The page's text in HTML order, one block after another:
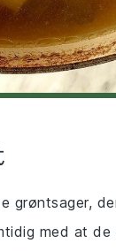
grøntsager,
med at